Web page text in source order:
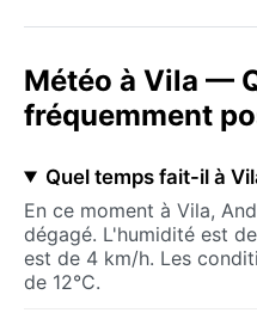
Météo à Vila —
fréquemment
Quel temps fait-il à
En ce moment à Vila,
dégagé. L'humidité est
est de 4 km/h. Les
de 12°C.